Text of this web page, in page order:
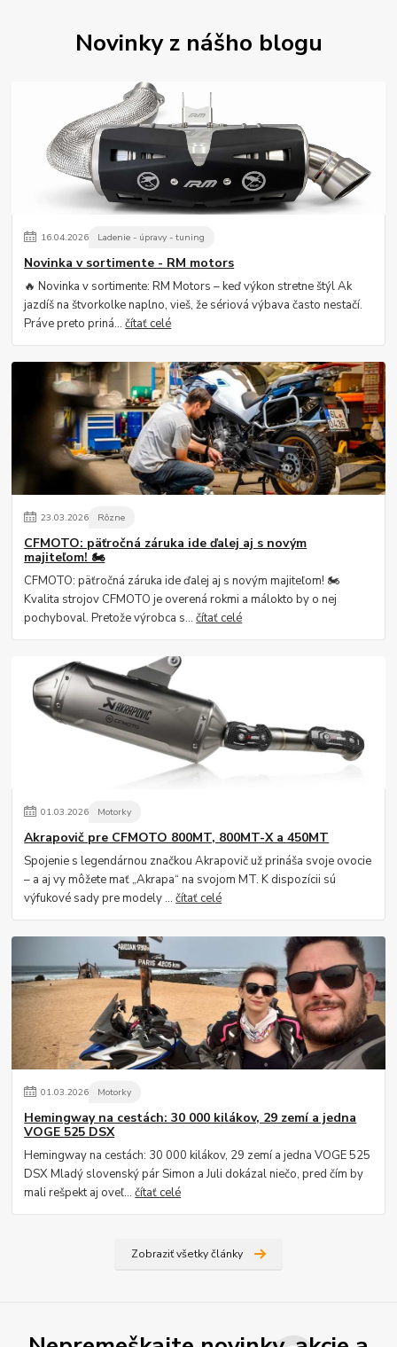
Novinky z nášho blogu
16.04.2026 Ladenie - úpravy - tuning
Novinka v sortimente - RM motors
🔥 Novinka v sortimente: RM Motors – keď výkon stretne štýl Ak
jazdíš na štvorkolke naplno, vieš, že sériová výbava často nestačí.
Práve preto priná...čítať celé
23.03.2026 Rôzne
CFMOTO: päťročná záruka ide ďalej aj s novým
majiteľom! 🏍️
CFMOTO: päťročná záruka ide ďalej aj s novým majiteľom! 🏍️
Kvalita strojov CFMOTO je overená rokmi a málokto by o nej
pochyboval. Pretože výrobca s...čítať celé
01.03.2026 Motorky
Akrapovič pre CFMOTO 800MT, 800MT-X a 450MT
Spojenie s legendárnou značkou Akrapovič už prináša svoje ovocie
– a aj vy môžete mať „Akrapa“ na svojom MT. K dispozícii sú
výfukové sady pre modely ...čítať celé
01.03.2026 Motorky
Hemingway na cestách: 30 000 kilákov, 29 zemí a jedna
VOGE 525 DSX
Hemingway na cestách: 30 000 kilákov, 29 zemí a jedna VOGE 525
DSX Mladý slovenský pár Simon a Juli dokázal niečo, pred čím by
mali rešpekt aj oveľ...čítať celé
Zobraziť všetky články